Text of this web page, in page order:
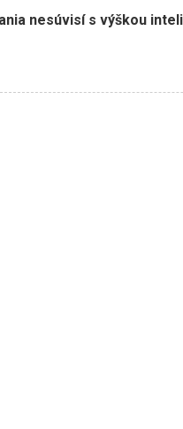
nesúvisí s výškou